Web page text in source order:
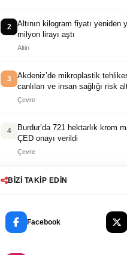
2
Altının kilogram fiyatı yeniden
milyon lirayı aştı
Altin
3
Akdeniz’de mikroplastik
canlıları ve insan sağlığı risk
Çevre
4
Burdur’da 721 hektarlık krom
ÇED onayı verildi
Çevre
BIZI TAKIP EDIN
Facebook